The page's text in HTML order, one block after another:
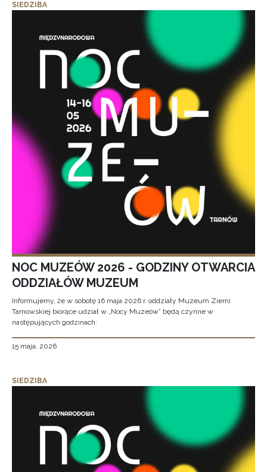
SIEDZIBA
NOC MUZEÓW 2026 - GODZINY OTWARCIA
ODDZIAŁÓW MUZEUM
Informujemy, że w sobotę 16 maja 2026 r. oddziały Muzeum Ziemi
Tarnowskiej biorące udział w „Nocy Muzeów” będą czynne w
następujących godzinach:
15 maja, 2026
SIEDZIBA